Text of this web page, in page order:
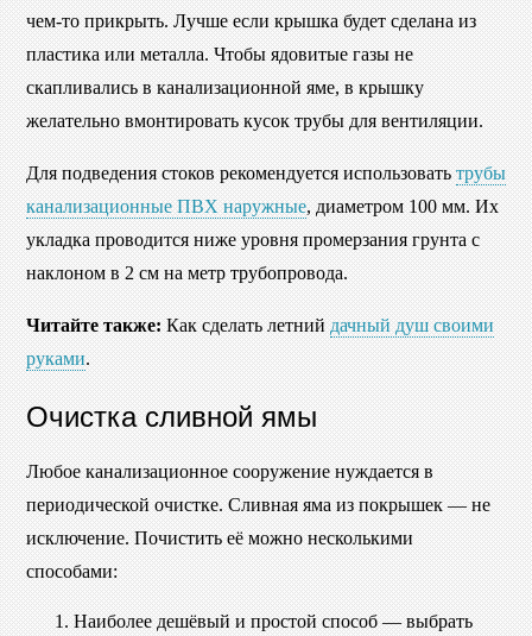
чем-то прикрыть. Лучше если крышка будет сделана из
пластика или металла. Чтобы ядовитые газы не
скапливались в канализационной яме, в крышку
желательно вмонтировать кусок трубы для вентиляции.
Для подведения стоков рекомендуется использовать трубы
канализационные ПВХ наружные, диаметром 100 мм. Их
укладка проводится ниже уровня промерзания грунта с
наклоном в 2 см на метр трубопровода.
Читайте также: Как сделать летний дачный душ своими
руками.
Очистка сливной ямы
Любое канализационное сооружение нуждается в
периодической очистке. Сливная яма из покрышек — не
исключение. Почистить её можно несколькими
способами:
Наиболее дешёвый и простой способ — выбрать